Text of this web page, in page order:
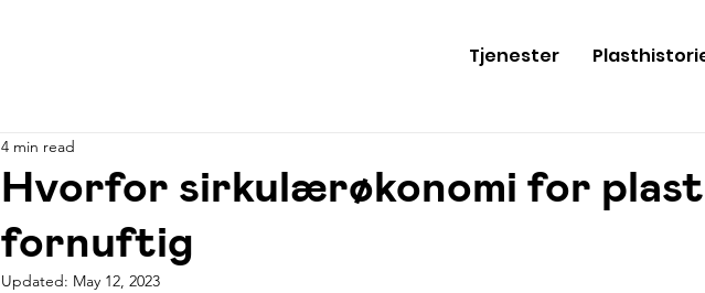
Tjenester
Hvorfor sirkulærøkonomi for
fornuftig
4 min read
Updated: May 12, 2023